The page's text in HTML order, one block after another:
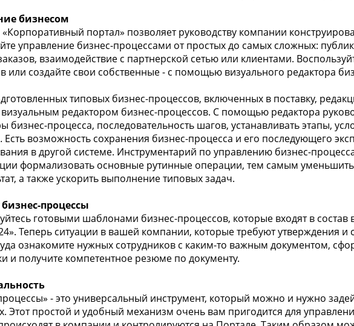
бизнесом
портал» позволяет руководству компании
управление бизнес-процессами от простых до самых сложных:
взаимодействие с партнерской сетью или клиентами.
или создайте свои собственные - с помощью визуального редактора
типовых бизнес-процессов, включенных в поставку,
визуальным редактором бизнес-процессов. С помощью редактора
бизнес-процесса, последовательность шагов, устанавливать этапы,
Есть возможность сохранения бизнес-процесса и его последующего
в другой системе. Инструментарий по управлению бизнес-
формализовать основные рутинные операции, тем самым
а также ускорить выполнение типовых задач.
процессы
готовыми шаблонами бизнес-процессов, которые входят в
Теперь ситуации в вашей компании, которые требуют утверждения и
ознакомите нужных сотрудников с каким-то важным документом,
и получите компетентное резюме по документу.
- это универсальный инструмент, который можно и нужно
Этот простой и удобный механизм очень вам пригодится для